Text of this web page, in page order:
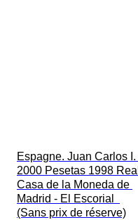
Espagne. Juan Carlos I.
2000 Pesetas 1998 Real
Casa de la Moneda de
Madrid - El Escorial
(Sans prix de réserve)